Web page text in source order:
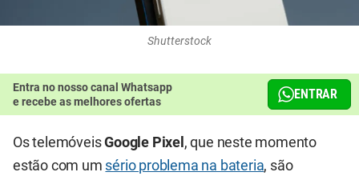
Shutterstock
Entra no nosso canal Whatsapp
e recebe as melhores ofertas
ENTRAR
Os telemóveisGoogle Pixel , que neste momento
estão com um sério problema na bateria, são